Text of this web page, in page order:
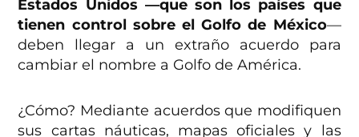
Estados Unidos —que son los países que
tienen control sobre el Golfo de México—
deben llegar a un extraño acuerdo para
cambiar el nombre a Golfo de América.
¿Cómo? Mediante acuerdos que modifiquen
sus cartas náuticas, mapas oficiales y las